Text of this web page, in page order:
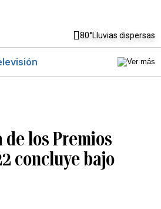
80°Lluvias dispersas
los Premios
concluye bajo